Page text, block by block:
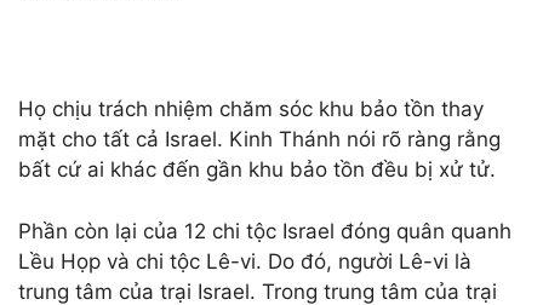
Họ chịu trách nhiệm chăm sóc khu bảo tồn thay
mặt cho tất cả Israel. Kinh Thánh nói rõ ràng rằng
bất cứ ai khác đến gần khu bảo tồn đều bị xử tử.
Phần còn lại của 12 chi tộc Israel đóng quân quanh
Lều Họp và chi tộc Lê-vi. Do đó, người Lê-vi là
trung tâm của trại Israel. Trong trung tâm của trại